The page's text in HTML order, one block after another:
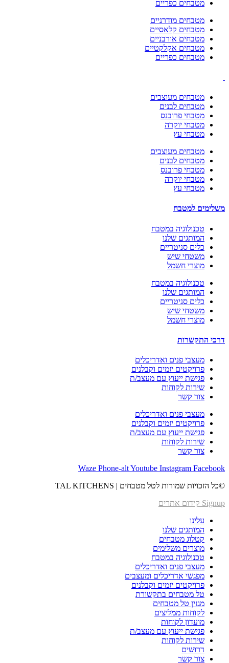
מטבחים כפריים
מטבחים מודרניים
מטבחים קלאסיים
מטבחים אורבניים
מטבחים אקלקטיים
מטבחים כפריים
מטבחים מעוצבים
מטבחים לבנים
מטבחי פרובנס
מטבחי יוקרה
מטבחי עץ
מטבחים מעוצבים
מטבחים לבנים
מטבחי פרובנס
מטבחי יוקרה
מטבחי עץ
משלימים למטבח
טכנולוגיה במטבח
המותגים שלנו
כלים סניטריים
משטחי שיש
מוצרי חשמל
טכנולוגיה במטבח
המותגים שלנו
כלים סניטריים
משטחי שיש
מוצרי חשמל
דרכי התקשרות
מעצבי פנים ואדריכלים
פרויקטים יזמים וקבלנים
פגישת ייעוץ עם מעצב/ת
שירות לקוחות
צור‬ קשר
מעצבי פנים ואדריכלים
פרויקטים יזמים וקבלנים
פגישת ייעוץ עם מעצב/ת
שירות לקוחות
צור‬ קשר
Waze Phone-altYoutube Instagram Facebook
©כל הזכויות שמורות לטל מטבחים | TAL KITCHENS
Signup קידום אתרים
עלינו
המותגים שלנו
קטלוג מטבחים
מוצרים משלימים
טכנולוגיה במטבח
מעצבי פנים ואדריכלים
מפגשי אדריכלים ומעצבים
פרויקטים יזמים וקבלנים
טל מטבחים בתקשורת
מגזין טל מטבחים
לקוחות ממליצים
מועדון לקוחות
פגישת ייעוץ עם מעצב/ת
שירות לקוחות
דרושים
צור‬ קשר